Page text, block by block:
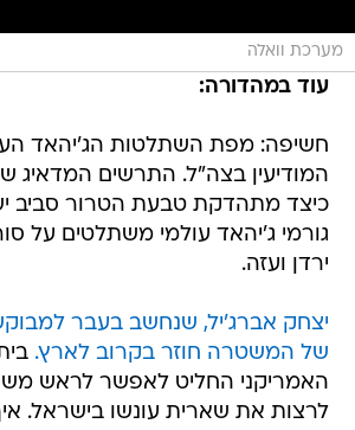
מערכת וואלה
עוד במהדורה:
חשיפה: מפת השתלטות הג'יהאד
המודיעין בצה"ל. התרשים המדאיג
כיצד מתהדקת טבעת הטרור סביב
גורמי ג'יהאד עולמי משתלטים על
ירדן ועזה.
יצחק אברג'יל, שנחשב בעבר
של המשטרה חוזר בקרוב לארץ.
האמריקני החליט לאפשר לראש
לרצות את שארית עונשו בישראל.